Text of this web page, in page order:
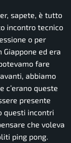
sapete, è tutto
incontro tecnico
o per
Giappone ed era
fare
abbiamo
c’erano queste
presente
questi incontri
che voleva
ping pong.